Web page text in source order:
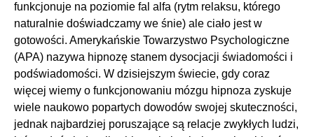
funkcjonuje na poziomie fal alfa (rytm relaksu, którego
naturalnie doświadczamy we śnie) ale ciało jest w
gotowości. Amerykańskie Towarzystwo Psychologiczne
(APA) nazywa hipnozę stanem dysocjacji świadomości i
podświadomości. W dzisiejszym świecie, gdy coraz
więcej wiemy o funkcjonowaniu mózgu hipnoza zyskuje
wiele naukowo popartych dowodów swojej skuteczności,
jednak najbardziej poruszające są relacje zwykłych ludzi,